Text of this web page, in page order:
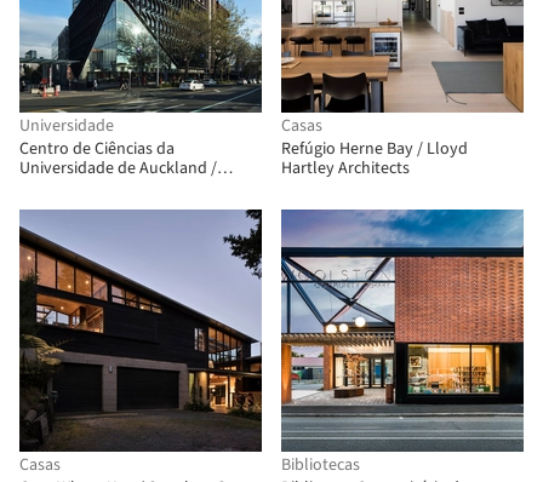
Universidade
Centro de Ciências da
Universidade de Auckland /
Casas
Refúgio Herne Bay / Lloyd
Hartley Architects
Casas
Bibliotecas